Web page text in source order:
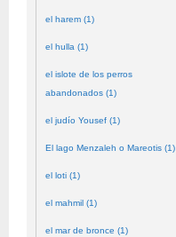
el harem (1)
el hulla (1)
el islote de los perros
abandonados (1)
el judío Yousef (1)
El lago Menzaleh o Mareotis (1)
el loti (1)
el mahmil (1)
el mar de bronce (1)